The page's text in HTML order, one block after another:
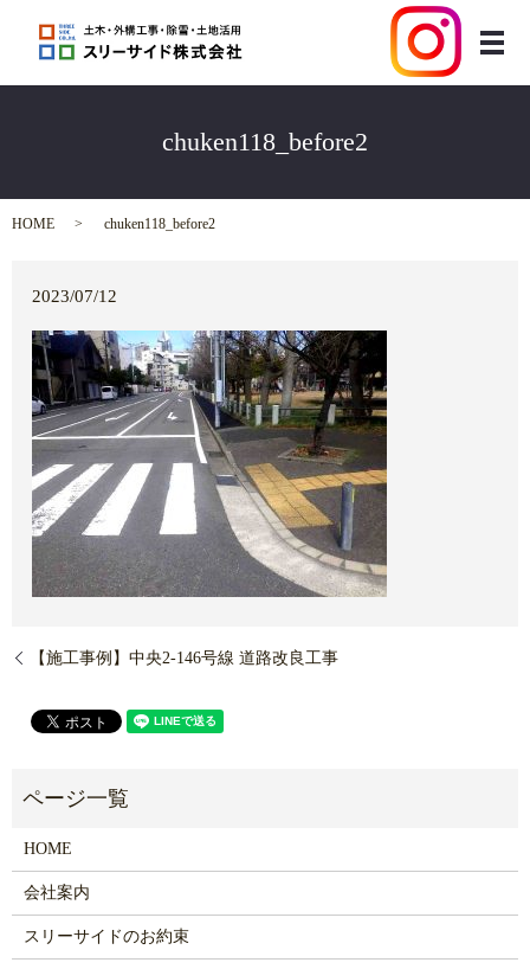
メ
chuken118_before2
HOME chuken118_before2
2023/07/12
【施工事例】中央2-146号線 道路改良工事
HOME
会社案内
スリーサイドのお約束